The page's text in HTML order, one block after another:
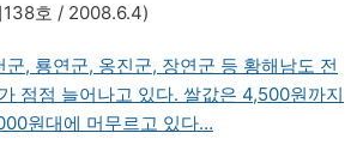
138호 / 2008.6.4)
, 룡연군, 옹진군, 장연군 등 황해남도 전
점점 늘어나고 있다. 쌀값은 4,500원까지
원대에 머무르고 있다…